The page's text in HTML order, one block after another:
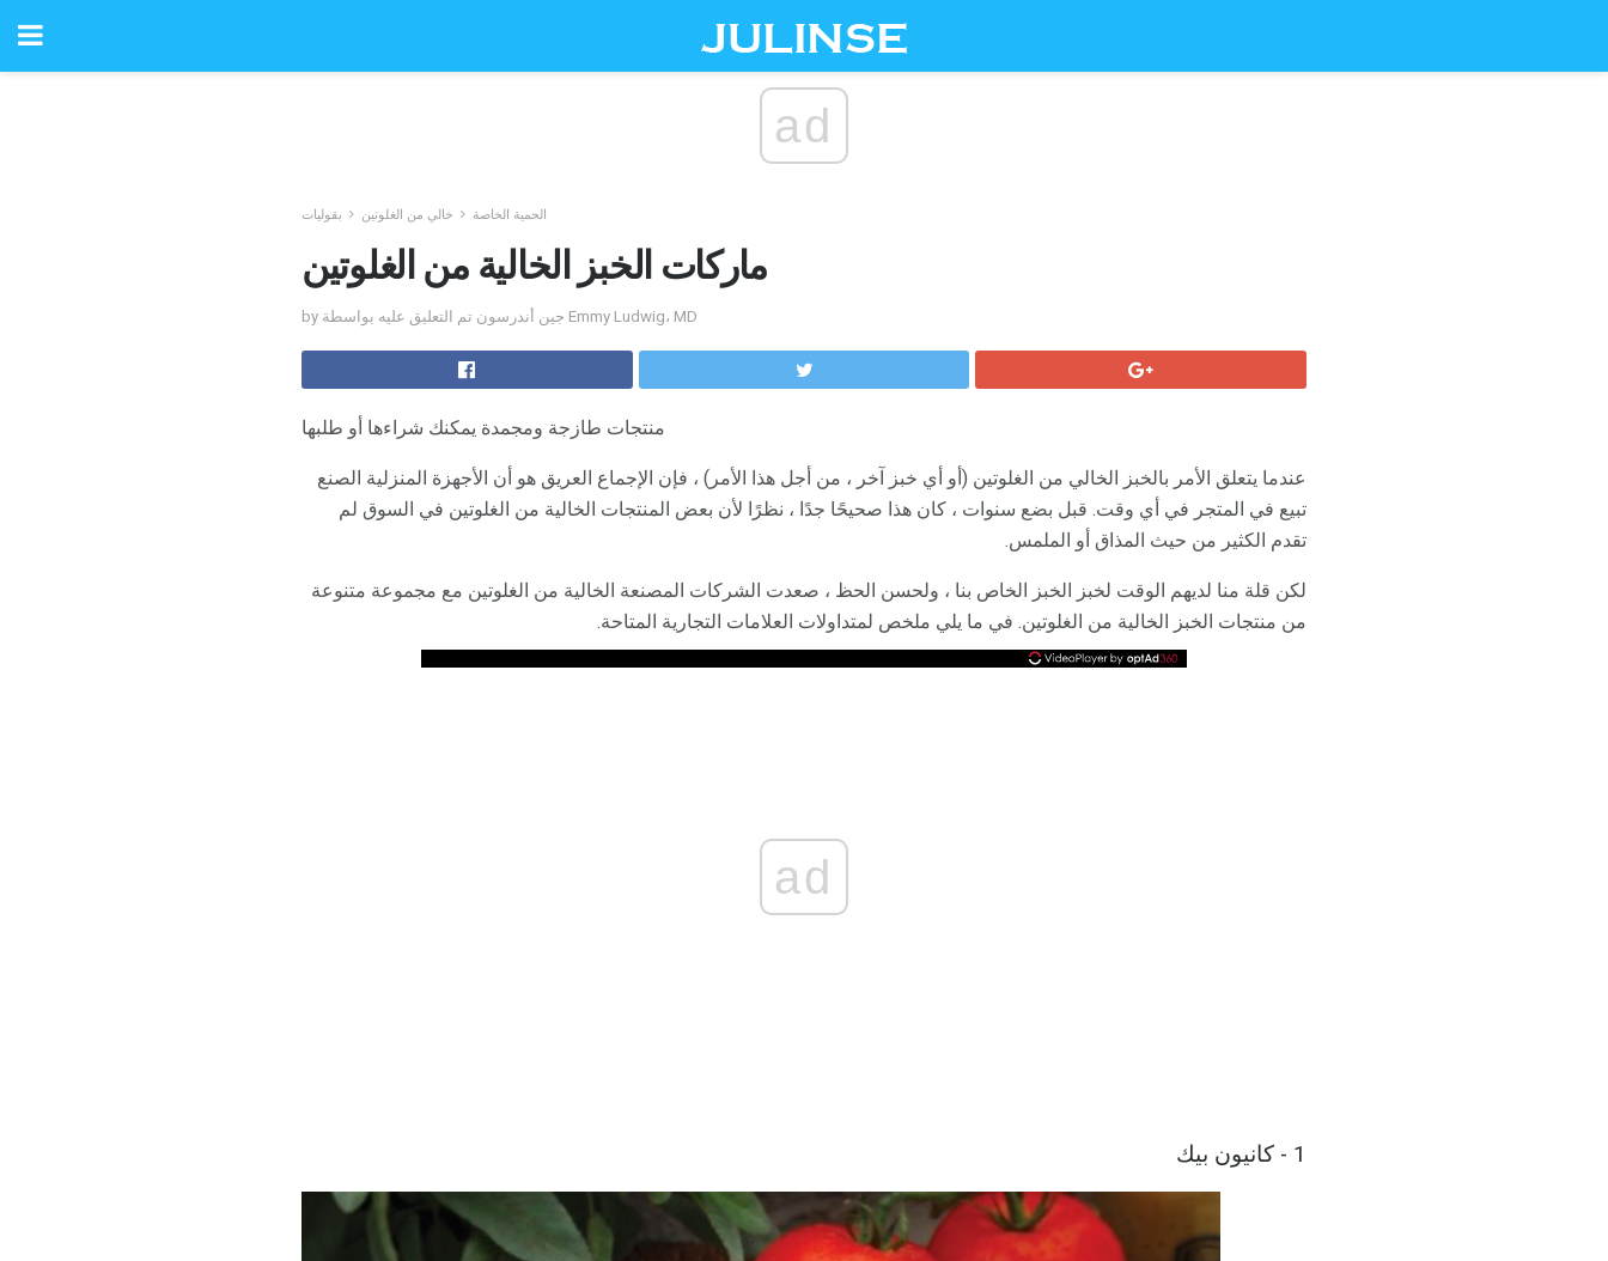
ad
الحمية الخاصة خالي من الغلوتين بقوليات
ماركات الخبز الخالية من الغلوتين
by جين أندرسون تم التعليق عليه بواسطة Emmy Ludwig، MD
منتجات طازجة ومجمدة يمكنك شراءها أو طلبها
عندما يتعلق الأمر بالخبز الخالي من الغلوتين (أو أي خبز آخر ، من أجل هذا الأمر) ، فإن الإجماع العريق هو أن الأجهزة المنزلية الصنع
تبيع في المتجر في أي وقت. قبل بضع سنوات ، كان هذا صحيحًا جدًا ، نظرًا لأن بعض المنتجات الخالية من الغلوتين في السوق لم
تقدم الكثير من حيث المذاق أو الملمس.
لكن قلة منا لديهم الوقت لخبز الخبز الخاص بنا ، ولحسن الحظ ، صعدت الشركات المصنعة الخالية من الغلوتين مع مجموعة متنوعة
من منتجات الخبز الخالية من الغلوتين. في ما يلي ملخص لمتداولات العلامات التجارية المتاحة.
ad
1 - كانيون بيك